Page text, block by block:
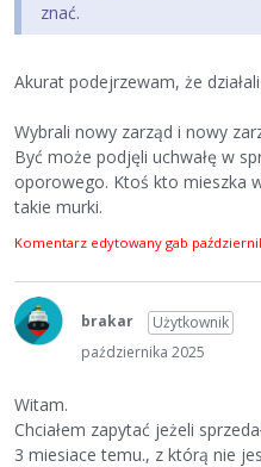
znać.
Akurat podejrzewam, że
Wybrali nowy zarząd i nowy
Być może podjęli uchwałę w
oporowego. Ktoś kto mieszka
takie murki.
Komentarz edytowany gab
brakar
Użytkownik
października 2025
Witam.
Chciałem zapytać jeżeli
3 miesiace temu., z którą nie